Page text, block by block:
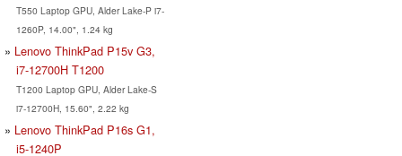
T550 Laptop GPU, Alder Lake-P i7-
1260P, 14.00", 1.24 kg
Lenovo ThinkPad P15v G3,
i7-12700H T1200
T1200 Laptop GPU, Alder Lake-S
i7-12700H, 15.60", 2.22 kg
Lenovo ThinkPad P16s G1,
i5-1240P